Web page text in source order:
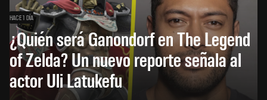
HACE 1 DÍA
¿Quién será Ganondorf en The Legend
of Zelda? Un nuevo reporte señala al
actor Uli Latukefu